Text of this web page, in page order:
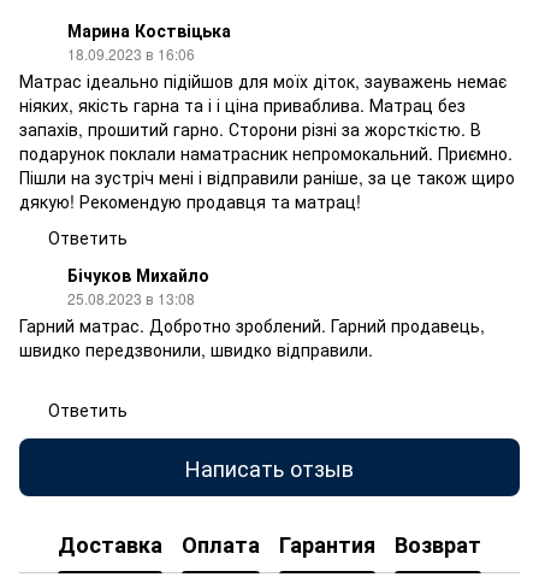
Марина Коствіцька
18.09.2023 в 16:06
Матрас ідеально підійшов для моїх діток, зауважень немає
ніяких, якість гарна та і і ціна приваблива. Матрац без
запахів, прошитий гарно. Сторони різні за жорсткістю. В
подарунок поклали наматрасник непромокальний. Приємно.
Пішли на зустріч мені і відправили раніше, за це також щиро
дякую! Рекомендую продавця та матрац!
Ответить
Бічуков Михайло
25.08.2023 в 13:08
Гарний матрас. Добротно зроблений. Гарний продавець,
швидко передзвонили, швидко відправили.
Ответить
Написать отзыв
Доставка Оплата Гарантия Возврат